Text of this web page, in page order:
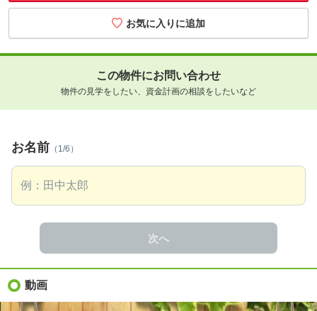
この物件にお問い合わせ
物件の見学をしたい、資金計画の相談をしたいなど
お名前 （1/6）
次へ
動画